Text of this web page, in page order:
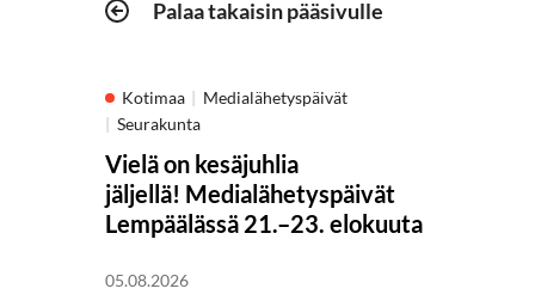
Palaa takaisin pääsivulle
Kotimaa
Medialähetyspäivät
Seurakunta
Vielä on kesäjuhlia
jäljellä! Medialähetyspäivät
Lempäälässä 21.–23. elokuuta
05.08.2026